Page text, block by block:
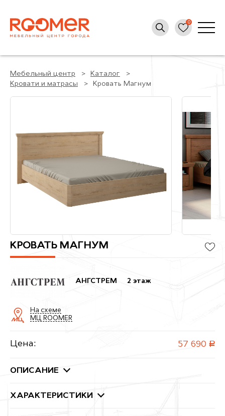
Мебельный центр
Каталог
Кровати и матрасы
Кровать Магнум
КРОВАТЬ МАГНУМ
АНГСТРЕМ 2 этаж
На схеме
МЦ ROOMER
Цена: 57 690 руб.
ОПИСАНИЕ
ХАРАКТЕРИСТИКИ